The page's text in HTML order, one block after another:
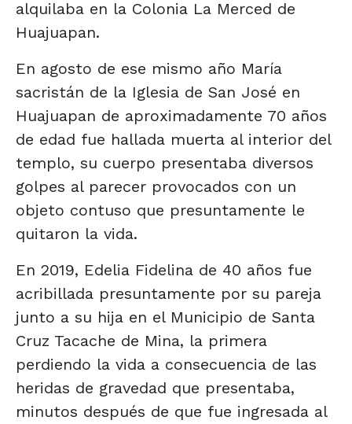
alquilaba en la Colonia La Merced de
Huajuapan.
En agosto de ese mismo año María
sacristán de la Iglesia de San José en
Huajuapan de aproximadamente 70 años
de edad fue hallada muerta al interior del
templo, su cuerpo presentaba diversos
golpes al parecer provocados con un
objeto contuso que presuntamente le
quitaron la vida.
En 2019, Edelia Fidelina de 40 años fue
acribillada presuntamente por su pareja
junto a su hija en el Municipio de Santa
Cruz Tacache de Mina, la primera
perdiendo la vida a consecuencia de las
heridas de gravedad que presentaba,
minutos después de que fue ingresada al